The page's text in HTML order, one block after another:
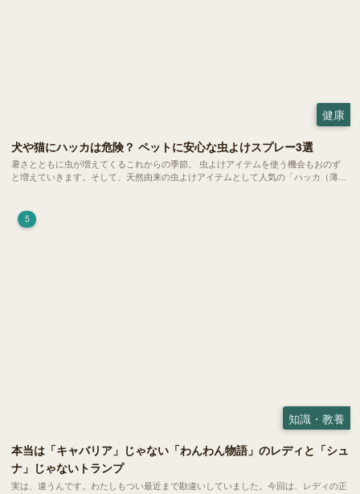
健康
犬や猫にハッカは危険？ ペットに安心な虫よけスプレー3選
暑さとともに虫が増えてくるこれからの季節。 虫よけアイテムを使う機会もおのず
と増えていきます。そして、天然由来の虫よけアイテムとして人気の「ハッカ（薄
5
知識・教養
本当は「キャバリア」じゃない「わんわん物語」のレディと「シュ
ナ」じゃないトランプ
実は、違うんです。わたしもつい最近まで勘違いしていました。今回は、レディの正